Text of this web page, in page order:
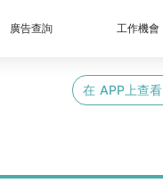
廣告查詢 工作機會
在 APP上查看